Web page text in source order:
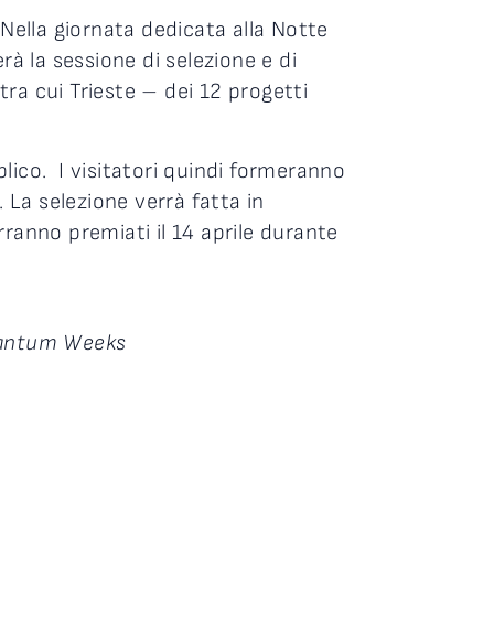
giornata dedicata alla Notte
la sessione di selezione e di
cui Trieste – dei 12 progetti
I visitatori quindi formeranno
selezione verrà fatta in
premiati il 14 aprile durante
Weeks